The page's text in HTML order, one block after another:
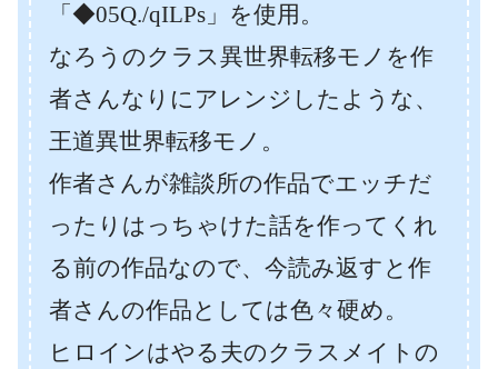
「◆05Q./qILPs」を使用。
なろうのクラス異世界転移モノを作
者さんなりにアレンジしたような、
王道異世界転移モノ。
作者さんが雑談所の作品でエッチだ
ったりはっちゃけた話を作ってくれ
る前の作品なので、今読み返すと作
者さんの作品としては色々硬め。
ヒロインはやる夫のクラスメイトの